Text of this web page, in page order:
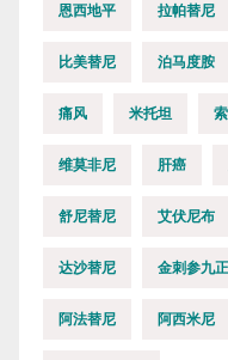
恩西地平 拉帕替尼
比美替尼 泊马度胺
痛风 米托坦
维莫非尼 肝癌
舒尼替尼 艾伏尼布
达沙替尼 金刺参九
阿法替尼 阿西米尼